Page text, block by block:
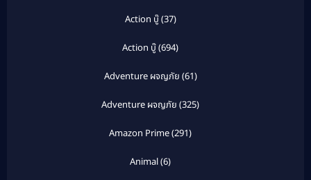
Action บู๊(37)
Action บู๊(694)
Adventure ผจญภัย (61)
Adventure ผจญภัย (325)
Amazon Prime(291)
Animal(6)